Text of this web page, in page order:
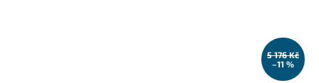
5 176 Kč
–11 %